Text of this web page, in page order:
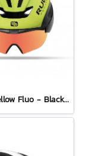
Volantis Yellow Fluo - Black Matte + Multilaser Orange Combo Set